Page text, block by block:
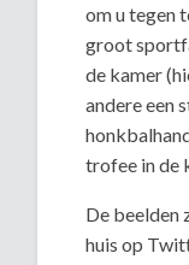
om u tegen
groot
de kamer
andere een
trofee in de
De beelden
huis op